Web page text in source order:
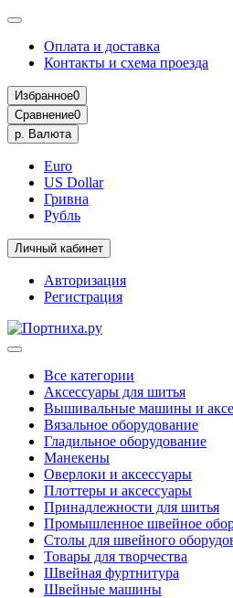
Оплата и доставка
Контакты и схема проезда
Избранное0
Сравнение0
р. Валюта
Euro
US Dollar
Гривна
Рубль
Личный кабинет
Авторизация
Регистрация
Все категории
Аксессуары для шитья
Вышивальные машины и
Вязальное оборудование
Гладильное оборудование
Манекены
Оверлоки и аксессуары
Плоттеры и аксессуары
Принадлежности для шитья
Промышленное швейное
Столы для швейного
Товары для творчества
Швейная фуртнитура
Швейные машины